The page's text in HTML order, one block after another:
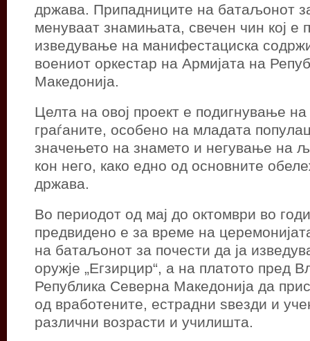
држава. Припадниците на батаљонот
менуваат знамињата, свечен чин кој е
изведување на манифестациска
воениот оркестар на Армијата на
Македонија.
Целта на овој проект е подигнување
граѓаните, особено на младата
значењето на знамето и негување на
кон него, како едно од основните
држава.
Во периодот од мај до октомври во
предвидено е за време на
на батаљонот за почести да ја
оружје „Егзирцир“, а на платото пред
Република Северна Македонија да
од вработените, естрадни ѕвезди и
различни возрасти и училишта.